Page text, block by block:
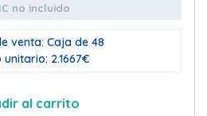
no incluido
venta: Caja de 48
unitario: 2.1667€
al carrito